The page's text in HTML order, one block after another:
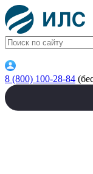
8 (800) 100-28-84